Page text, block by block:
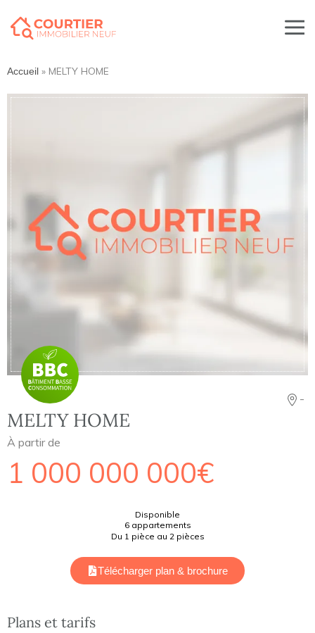
Accueil » MELTY HOME
-
MELTY HOME
À partir de
1 000 000 000€
Disponible
6 appartements
Du 1 pièce au 2 pièces
Télécharger plan & brochure
Plans et tarifs